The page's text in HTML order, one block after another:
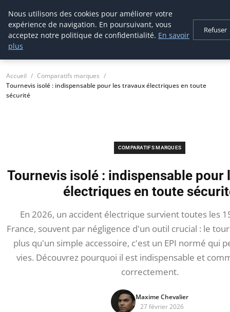
tournevis
malin
Accueil
Comparatifs marques
Tournevis isolé : indispensable pour les travaux électriques en toute
sécurité
COMPARATIFS MARQUES
Tournevis isolé : indispensable pour
électriques en toute
En 2026, un accident électrique survient toutes les
France, souvent par négligence d'un outil crucial : le
plus qu'un simple accessoire, c'est un EPI normé qui
vies. Découvrez pourquoi il est indispensable et
correctement.
Maxime Chevalier
27 février 2026
Nous utilisons des cookies pour améliorer votre
expérience de navigation. En poursuivant, vous
acceptez notre politique de confidentialité. En savoir
plus
Refuser